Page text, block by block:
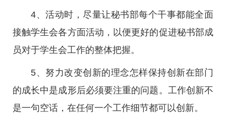
4、活动时，尽量让秘书部每个干事都能全面
接触学生会各方面活动，以便更好的促进秘书部成
员对于学生会工作的整体把握。
5、努力改变创新的理念怎样保持创新在部门
的成长中是成形后必须要注重的问题。工作创新不
是一句空话，在任何一个工作细节都可以创新。